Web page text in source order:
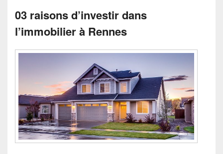
03 raisons d’investir dans
l’immobilier à Rennes